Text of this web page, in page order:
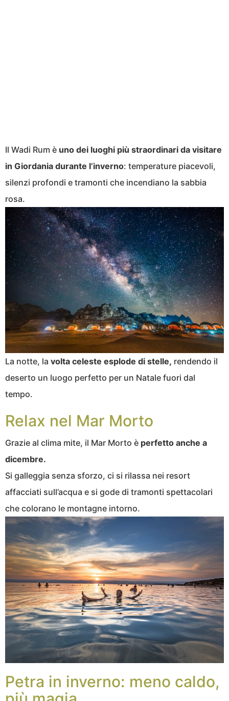
Il Wadi Rum è uno dei luoghi più straordinari da visitare
in Giordania durante l’inverno: temperature piacevoli,
silenzi profondi e tramonti che incendiano la sabbia
rosa.
La notte, la volta celeste esplode di stelle, rendendo il
deserto un luogo perfetto per un Natale fuori dal
tempo.
Relax nel Mar Morto
Grazie al clima mite, il Mar Morto è perfetto anche a
dicembre.
Si galleggia senza sforzo, ci si rilassa nei resort
affacciati sull’acqua e si gode di tramonti spettacolari
che colorano le montagne intorno.
Petra in inverno: meno caldo,